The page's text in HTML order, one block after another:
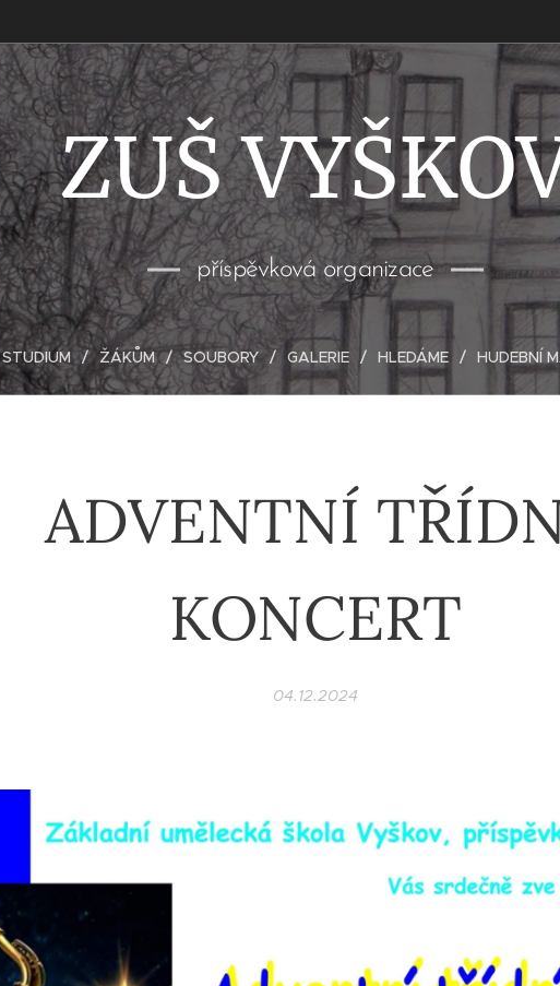
ZUŠ
příspěvková organizace
STUDIUM ŽÁKŮM SOUBORY GALERIE HLEDÁME HUDEBNÍ
ADVENTNÍ
KONCERT
04.12.2024